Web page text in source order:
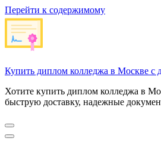
Перейти к содержимому
Купить диплом колледжа в Москве с
Хотите купить диплом колледжа в
быструю доставку, надежные